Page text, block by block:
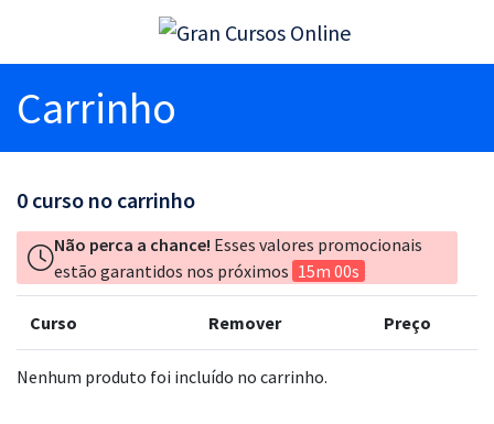
Carrinho
0 curso no carrinho
Não perca a chance! Esses valores promocionais
estão garantidos nos próximos 15m 00s
Curso Remover Preço
Nenhum produto foi incluído no carrinho.